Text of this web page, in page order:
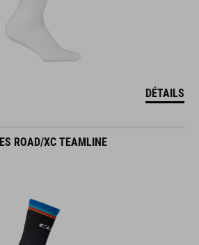
DÉTAILS
ROAD/XC TEAMLINE